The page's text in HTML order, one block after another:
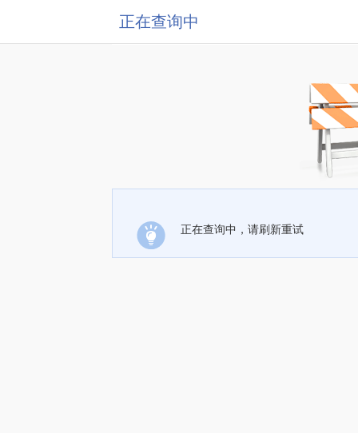
正在查询中
正在查询中，请刷新重试